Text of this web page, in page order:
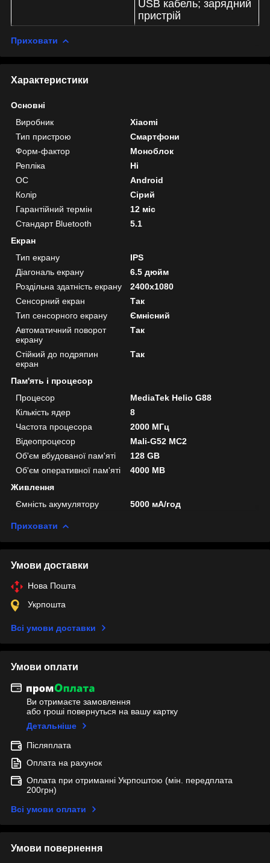
USB кабель; зарядний
пристрій
Приховати
Характеристики
Основні
Виробник
Xiaomi
Тип пристрою
Смартфони
Форм-фактор
Моноблок
Репліка
Ні
ОС
Android
Колір
Сірий
Гарантійний термін
12 міс
Стандарт Bluetooth
5.1
Екран
Тип екрану
IPS
Діагональ екрану
6.5 дюйм
Роздільна здатність екрану
2400x1080
Сенсорний екран
Так
Тип сенсорного екрану
Ємнісний
Автоматичний поворот
екрану
Так
Стійкий до подряпин
екран
Так
Пам'ять і процесор
Процесор
MediaTek Helio G88
Кількість ядер
8
Частота процесора
2000 МГц
Відеопроцесор
Mali-G52 MC2
Об'єм вбудованої пам'яті
128 GB
Об'єм оперативної пам'яті
4000 MB
Живлення
Ємність акумулятору
5000 мА/год
Приховати
Умови доставки
Нова Пошта
Укрпошта
Всі умови доставки
Умови оплати
Ви отримаєте замовлення
або гроші повернуться на вашу картку
Детальніше
Післяплата
Оплата на рахунок
Оплата при отриманні Укрпоштою (мін. передплата
200грн)
Всі умови оплати
Умови повернення